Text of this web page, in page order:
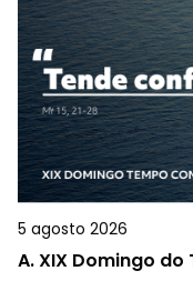
5 agosto 2026
A.XIX Domingo do